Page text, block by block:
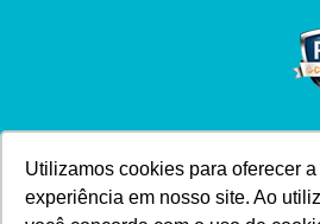
Utilizamos cookies para oferecer
experiência em nosso site. Ao